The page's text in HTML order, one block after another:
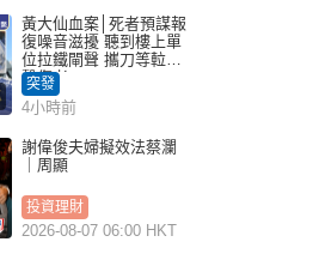
黃大仙血案│死者預謀報
復噪音滋擾 聽到樓上單
位拉鐵閘聲 攜刀等𨋢伏
擊傷者
突發
4小時前
謝偉俊夫婦擬效法蔡瀾
｜周顯
投資理財
2026-08-07 06:00 HKT